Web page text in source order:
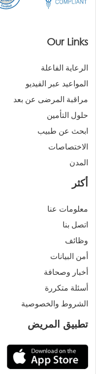
Our Links
الرعاية الفاعلة
المواعيد عبر الفيديو
مراقبة المرضى عن بعد
حلول التأمين
ابحث عن طبيب
الاختصاصات
المدن
أكثر
معلومات عنا
اتصل بنا
وظائف
أمن البيانات
أخبار وصحافة
أسئلة متكررة
الشروط والخصوصية
تطبيق المريض